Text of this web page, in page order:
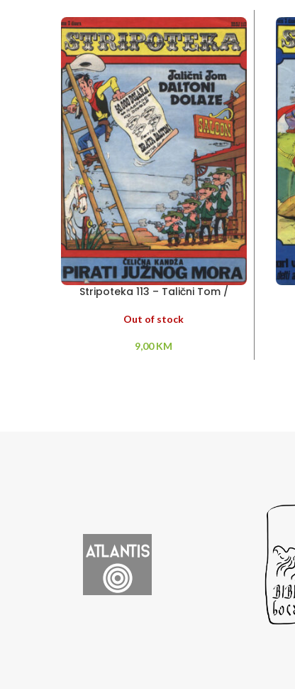
Stripoteka 113 – Talični Tom /
Out of stock
9,00KM